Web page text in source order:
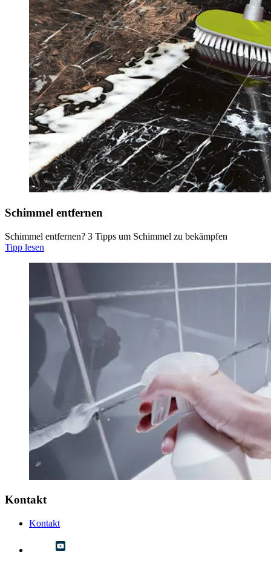
Schimmel entfernen
Schimmel entfernen? 3 Tipps um Schimmel zu bekämpfen
Tipp lesen
Kontakt
Kontakt